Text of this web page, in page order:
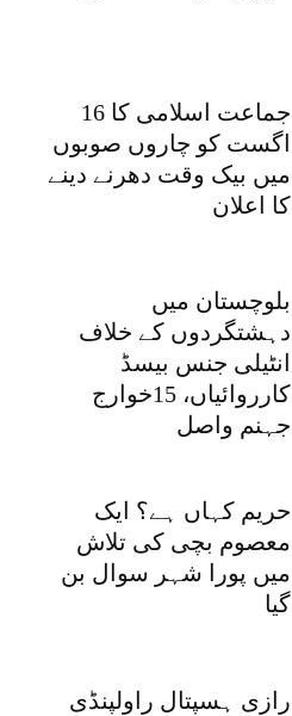
جماعت اسلامی کا 16
اگست کو چاروں صوبوں
میں بیک وقت دھرنے دینے
کا اعلان
بلوچستان میں
دہشتگردوں کے خلاف
انٹیلی جنس بیسڈ
کارروائیاں، 15خوارج
جہنم واصل
حریم کہاں ہے؟ ایک
معصوم بچی کی تلاش
میں پورا شہر سوال بن
گیا
رازی ہسپتال راولپنڈی